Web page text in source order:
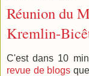
Réunion du
Kremlin-
C'est dans 10
revue de blogs